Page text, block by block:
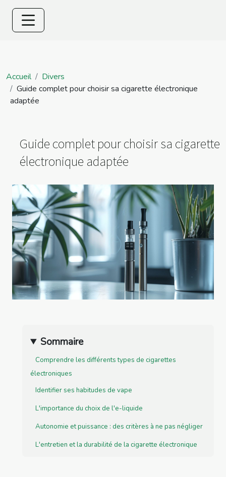
Accueil
Divers
Guide complet pour choisir sa cigarette électronique
adaptée
Guide complet pour choisir sa cigarette
électronique adaptée
Sommaire
Comprendre les différents types de cigarettes
électroniques
Identifier ses habitudes de vape
L'importance du choix de l'e-liquide
Autonomie et puissance : des critères à ne pas négliger
L'entretien et la durabilité de la cigarette électronique